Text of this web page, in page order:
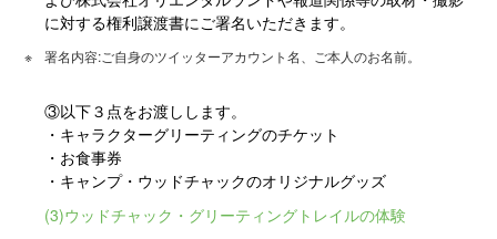
に対する権利譲渡書にご署名いただきます。
署名内容:ご自身のツイッターアカウント名、ご本人のお名前。
③以下３点をお渡しします。
・キャラクターグリーティングのチケット
・お食事券
・キャンプ・ウッドチャックのオリジナルグッズ
(3)ウッドチャック・グリーティングトレイルの体験